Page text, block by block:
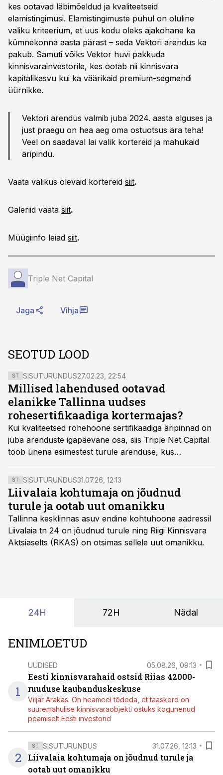
kes ootavad läbimõeldud ja kvaliteetseid
elamistingimusi. Elamistingimuste puhul on oluline
valiku kriteerium, et uus kodu oleks ajakohane ka
kümnekonna aasta pärast – seda Vektori arendus ka
pakub. Samuti võiks Vektor huvi pakkuda
kinnisvarainvestorile, kes ootab nii kinnisvara
kapitalikasvu kui ka väärikaid premium-segmendi
üürnikke.
Vektori arendus valmib juba 2024. aasta alguses ja
just praegu on hea aeg oma ostuotsus ära teha!
Veel on saadaval lai valik kortereid ja mahukaid
äripindu.
Vaata valikus olevaid kortereid siit.
Galeriid vaata siit.
Müügiinfo leiad siit.
Triple Net Capital
Jaga Vihja
SEOTUD LOOD
ST SISUTURUNDUS27.02.23, 22:54
Millised lahendused ootavad
elanikke Tallinna uudses
rohesertifikaadiga kortermajas?
Kui kvaliteetsed rohehoone sertifikaadiga äripinnad on
juba arenduste igapäevane osa, siis Triple Net Capital
toob ühena esimestest turule arenduse, kus
tunnustatud rohesertifikaadi LEED Gold omistatakse
kortermajale.
ST SISUTURUNDUS31.07.26, 12:13
Liivalaia kohtumaja on jõudnud
turule ja ootab uut omanikku
Tallinna kesklinnas asuv endine kohtuhoone aadressil
Liivalaia tn 24 on jõudnud turule ning Riigi Kinnisvara
Aktsiaselts (RKAS) on otsimas sellele uut omanikku.
24H 72H Nädal
ENIMLOETUD
1
UUDISED 05.08.26, 09:13
Eesti kinnisvarahaid ostsid Riias 42000-
ruuduse kaubanduskeskuse
Viljar Arakas: On heameel tõdeda, et taaskord on
suuremahulise kinnisvaraobjekti ostuks kogunenud
peamiselt Eesti investorid
2
ST SISUTURUNDUS 31.07.26, 12:13
Liivalaia kohtumaja on jõudnud turule ja
ootab uut omanikku